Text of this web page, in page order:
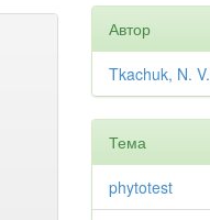
Автор
Tkachuk, N. V.
Тема
phytotest